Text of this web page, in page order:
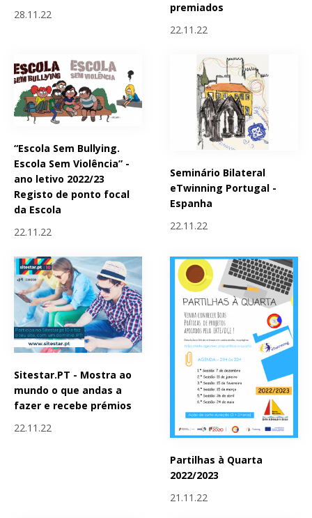
28.11.22
premiados
22.11.22
“Escola Sem Bullying.
Escola Sem Violência” -
ano letivo 2022/23
Registo de ponto focal
da Escola
22.11.22
Seminário Bilateral
eTwinning Portugal -
Espanha
22.11.22
Sitestar.PT - Mostra ao
mundo o que andas a
fazer e recebe prémios
22.11.22
Partilhas à Quarta
2022/2023
21.11.22